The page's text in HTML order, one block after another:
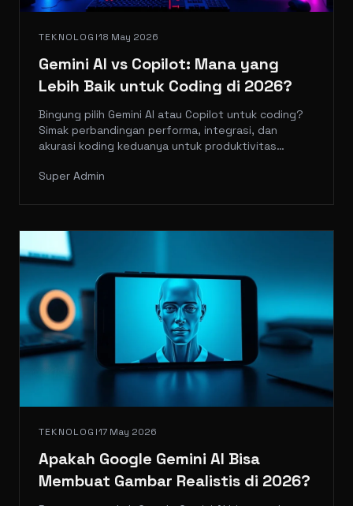
TEKNOLOGI18 May 2026
Gemini AI vs Copilot: Mana yang
Lebih Baik untuk Coding di 2026?
Bingung pilih Gemini AI atau Copilot untuk coding?
Simak perbandingan performa, integrasi, dan
akurasi koding keduanya untuk produktivitas
Super Admin
TEKNOLOGI17 May 2026
Apakah Google Gemini AI Bisa
Membuat Gambar Realistis di 2026?